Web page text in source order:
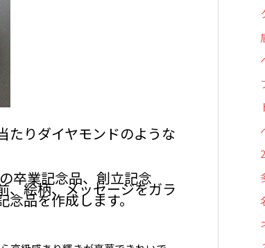
たりダイヤモンドのような
卒業記念品、創立記念
、絵柄、メッセージをガラ
品を作成します。